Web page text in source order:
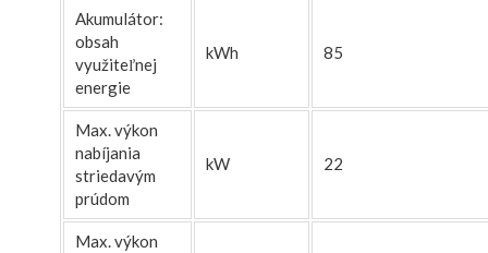
Akumulátor:
obsah
využiteľnej
energie
kWh 85
Max. výkon
nabíjania
striedavým
prúdom
kW 22
Max. výkon